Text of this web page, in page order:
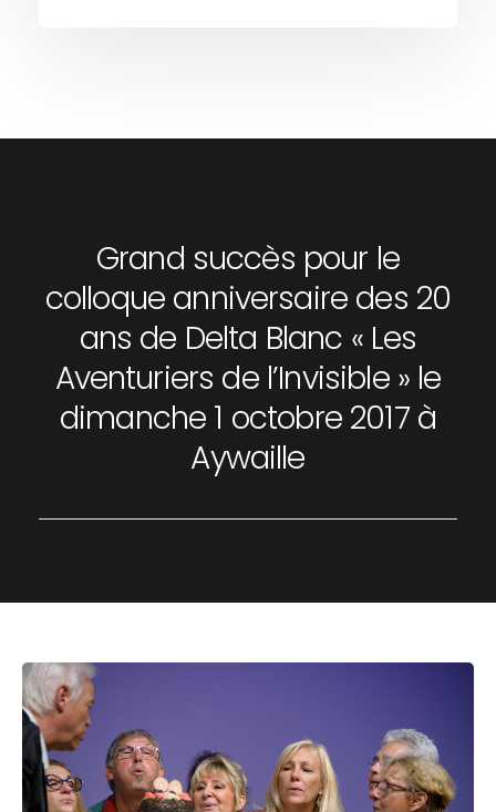
Grand succès pour le
colloque anniversaire des 20
ans de Delta Blanc « Les
Aventuriers de l’Invisible » le
dimanche 1 octobre 2017 à
Aywaille